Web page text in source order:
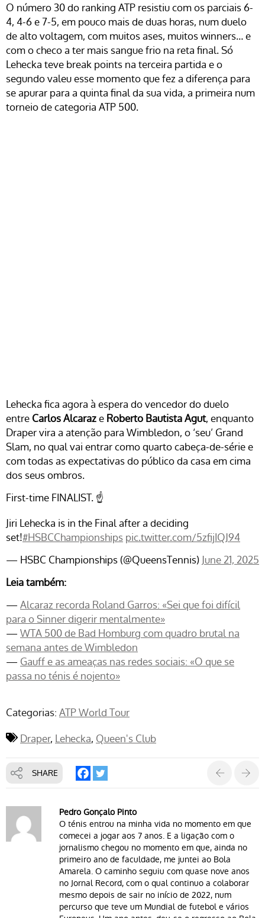
O número 30 do ranking ATP resistiu com os parciais 6-
4, 4-6 e 7-5, em pouco mais de duas horas, num duelo
de alto voltagem, com muitos ases, muitos winners… e
com o checo a ter mais sangue frio na reta final. Só
Lehecka teve break points na terceira partida e o
segundo valeu esse momento que fez a diferença para
se apurar para a quinta final da sua vida, a primeira num
torneio de categoria ATP 500.
Lehecka fica agora à espera do vencedor do duelo
entre Carlos Alcaraze Roberto Bautista Agut, enquanto
Draper vira a atenção para Wimbledon, o ‘seu’ Grand
Slam, no qual vai entrar como quarto cabeça-de-série e
com todas as expectativas do público da casa em cima
dos seus ombros.
First-time FINALIST. ☝️
Jiri Lehecka is in the Final after a deciding
set!#HSBCChampionships pic.twitter.com/5zfijIQJ94
— HSBC Championships (@QueensTennis) June 21, 2025
Leia também:
— Alcaraz recorda Roland Garros: «Sei que foi difícil
para o Sinner digerir mentalmente»
— WTA 500 de Bad Homburg com quadro brutal na
semana antes de Wimbledon
— Gauff e as ameaças nas redes sociais: «O que se
passa no ténis é nojento»
Categorias: ATP World Tour
Draper Lehecka Queen's Club
SHARE
Pedro Gonçalo Pinto
O ténis entrou na minha vida no momento em que
comecei a jogar aos 7 anos. E a ligação com o
jornalismo chegou no momento em que, ainda no
primeiro ano de faculdade, me juntei ao Bola
Amarela. O caminho seguiu com quase nove anos
no Jornal Record, com o qual continuo a colaborar
mesmo depois de sair no início de 2022, num
percurso que teve um Mundial de futebol e vários